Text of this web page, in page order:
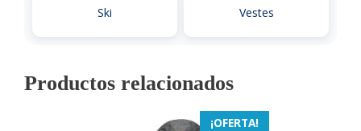
Ski Vestes
Productos relacionados
¡OFERTA!